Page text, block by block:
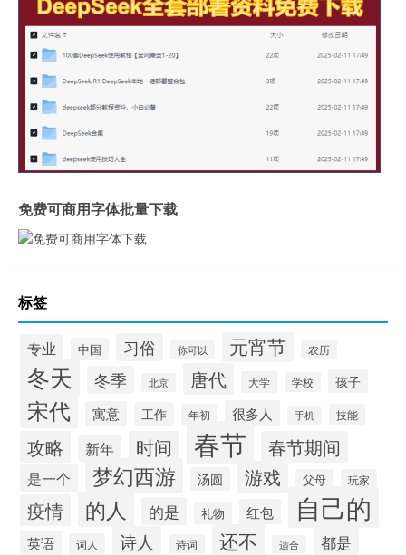
免费可商用字体批量下载
标签
专业 中国 习俗 你可以 元宵节 农历
冬天 冬季 北京 唐代 大学 学校 孩子
宋代 寓意 工作 年初 很多人 手机 技能
攻略 新年 时间 春节 春节期间
是一个 梦幻西游 汤圆 游戏 父母 玩家
疫情 的人 的是 礼物 红包 自己的
英语 词人 诗人 诗词 还不 适合 都是